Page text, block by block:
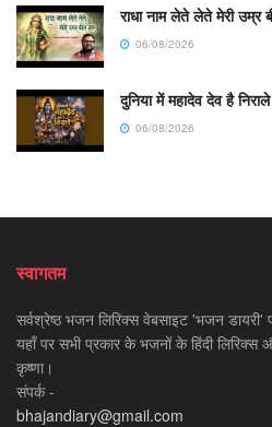
राधा नाम लेते लेते मेरी उम्र
06/08/2026
दुनिया में महादेव देव है
06/08/2026
स्वागतम
सर्वश्रेष्ठ भजन लिरिक्स वेबसाइट 'भजन
यहाँ पर सभी प्रकार के भजनों के हिंदी
कृष्णा।
संपर्क -
bhajandiary@gmail.com